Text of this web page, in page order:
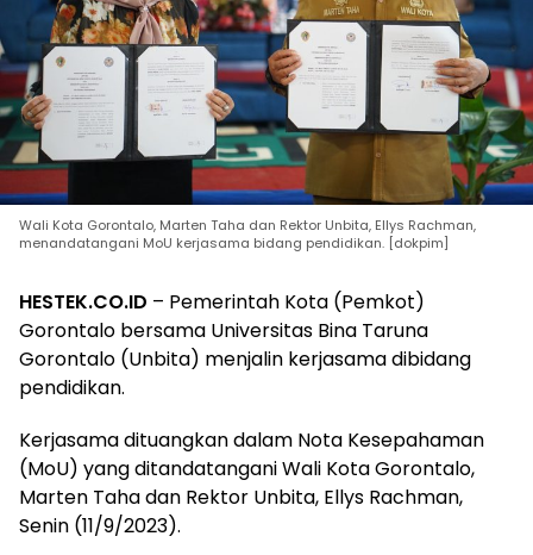
Wali Kota Gorontalo, Marten Taha dan Rektor Unbita, Ellys Rachman,
menandatangani MoU kerjasama bidang pendidikan. [dokpim]
HESTEK.CO.ID – Pemerintah Kota (Pemkot)
Gorontalo bersama Universitas Bina Taruna
Gorontalo (Unbita) menjalin kerjasama dibidang
pendidikan.
Kerjasama dituangkan dalam Nota Kesepahaman
(MoU) yang ditandatangani Wali Kota Gorontalo,
Marten Taha dan Rektor Unbita, Ellys Rachman,
Senin (11/9/2023).